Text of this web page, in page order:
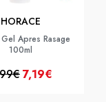
HORACE
Apres Rasage
100ml
7,19€